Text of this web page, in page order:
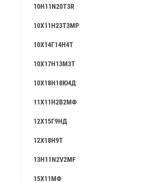
10H11N20T3R
10Х11Н23Т3МР
10Х14Г14Н4Т
10Х17Н13М3Т
10Х18Н18Ю4Д
11Х11Н2В2МФ
12Х15Г9НД
12Х18Н9Т
13H11N2V2MF
15Х11МФ